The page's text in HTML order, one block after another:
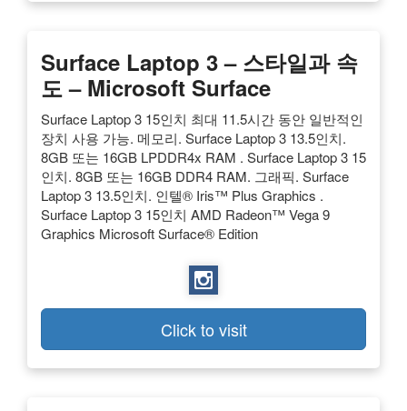
Surface Laptop 3 – 스타일과 속
도 – Microsoft Surface
Surface Laptop 3 15인치 최대 11.5시간 동안 일반적인
장치 사용 가능. 메모리. Surface Laptop 3 13.5인치.
8GB 또는 16GB LPDDR4x RAM . Surface Laptop 3 15
인치. 8GB 또는 16GB DDR4 RAM. 그래픽. Surface
Laptop 3 13.5인치. 인텔® Iris™ Plus Graphics .
Surface Laptop 3 15인치 AMD Radeon™ Vega 9
Graphics Microsoft Surface® Edition
Click to visit